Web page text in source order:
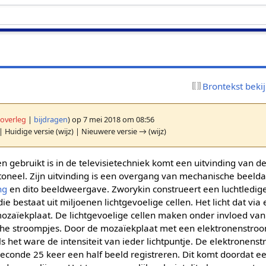
Brontekst
overleg | bijdragen)op 7 mei 2018 om 08:56
versie (wijz) | Nieuwere versie → (wijz)
gebruikt is in de televisietechniek komt een uitvinding van
Zijn uitvinding is een overgang van mechanische
en dito beeldweergave. Zworykin construeert een
bestaat uit miljoenen lichtgevoelige cellen. Het licht dat via
De lichtgevoelige cellen maken onder invloed
stroompjes. Door de mozaïekplaat met een
het ware de intensiteit van ieder lichtpuntje. De
25 keer een half beeld registreren. Dit komt doordat